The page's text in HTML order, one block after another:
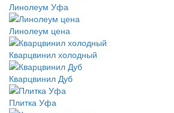
Линолеум Уфа
Линолеум цена
Кварцвинил холодный
Кварцвинил Дуб
Плитка Уфа